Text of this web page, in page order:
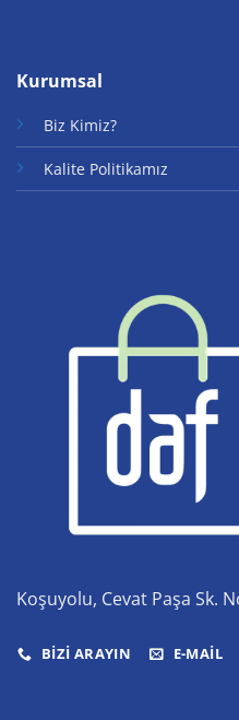
Kurumsal
Biz Kimiz?
Kalite Politikamız
Koşuyolu, Cevat Paşa Sk.
BIZI ARAYIN E-MAIL